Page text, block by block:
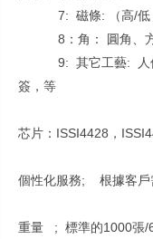
7: 磁條: （高/低：
8：角： 圓角、方
9: 其它工藝: 人像
簽，等
芯片：ISSI4428，
個性化服務; 根據客戶
重量 ; 標準的1000張/